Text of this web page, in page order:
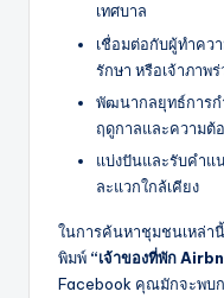
เทศบาล
เชื่อมต่อกับผู้ทำคว
รักษา หรือเจ้าภาพ
พัฒนากลยุทธ์การก
ฤดูกาลและความต้
แบ่งปันและรับคำแ
ละแวกใกล้เคียง
ในการค้นหาชุมชนเหล่า
พิมพ์ “เจ้าของที่พัก
Facebook คุณมักจะพบ